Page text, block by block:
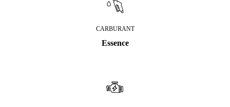
CARBURANT
Essence